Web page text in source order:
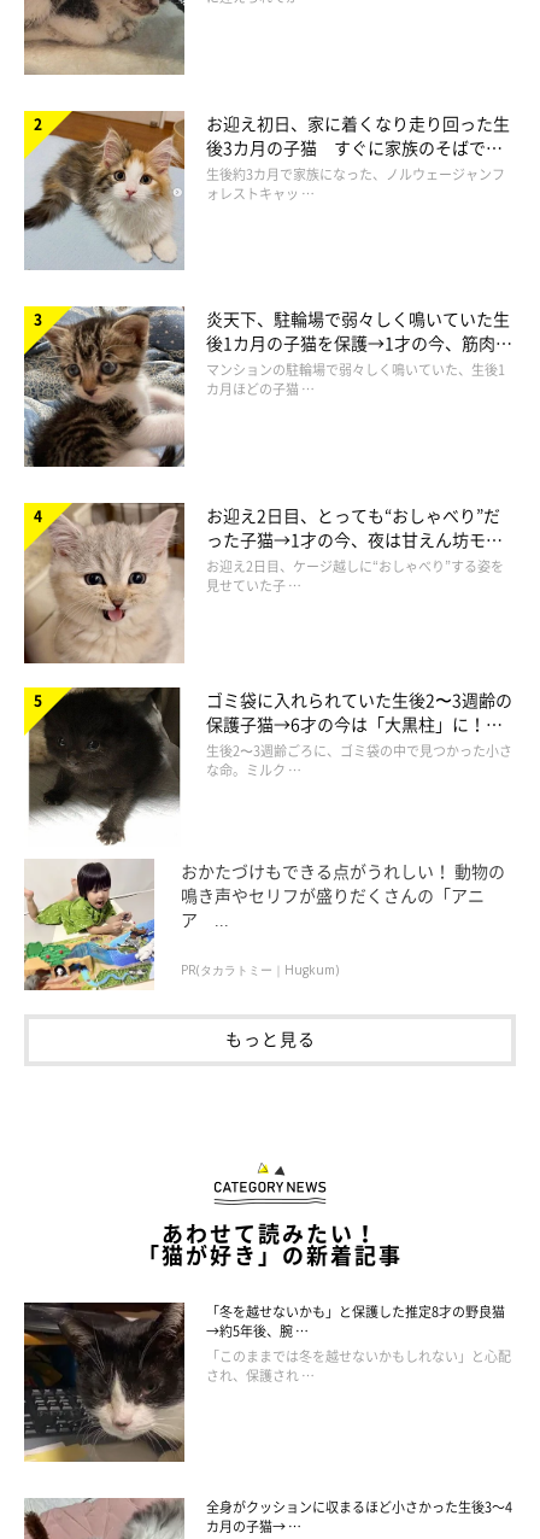
お迎え初日、家に着くなり走り回った生
後3カ月の子猫 すぐに家族のそばで落
ち着く姿に「迎えてよかった」
生後約3カ月で家族になった、ノルウェージャンフ
ォレストキャッ …
炎天下、駐輪場で弱々しく鳴いていた生
後1カ月の子猫を保護→1才の今、筋肉質
でツンデレなコに成長
マンションの駐輪場で弱々しく鳴いていた、生後1
カ月ほどの子猫 …
お迎え2日目、とっても“おしゃべり”だ
った子猫→1才の今、夜は甘えん坊モー
ドになるコに成長！
お迎え2日目、ケージ越しに“おしゃべり”する姿を
見せていた子 …
ゴミ袋に入れられていた生後2〜3週齢の
保護子猫→6才の今は「大黒柱」に！
美しい黒猫に成長した姿にグッとくる
生後2〜3週齢ごろに、ゴミ袋の中で見つかった小さ
な命。ミルク …
おかたづけもできる点がうれしい！ 動物の
鳴き声やセリフが盛りだくさんの「アニ
ア ...
PR(タカラトミー｜Hugkum)
もっと見る
あわせて読みたい！
「猫が好き」の新着記事
「冬を越せないかも」と保護した推定8才の野良猫
→約5年後、腕 …
「このままでは冬を越せないかもしれない」と心配
され、保護され …
全身がクッションに収まるほど小さかった生後3～4
カ月の子猫→ …